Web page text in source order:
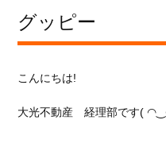
グッピー
こんにちは!
大光不動産 経理部です(